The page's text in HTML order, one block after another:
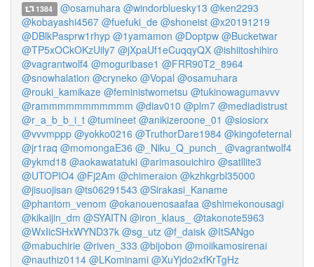
1384 @osamuhara @windorbluesky13 @ken2293
@kobayashi4567 @fuefuki_de @shoneist @x20191219
@DBlkPasprw1rhyp @1yamamon @Doptpw @Bucketwar
@TP5xOCkOKzUily7 @jXpaUf1eCuqqyQX @ishiitoshihiro
@vagrantwolf4 @moguribase1 @FRR90T2_8964
@snowhalation @cryneko @Vopal @osamuhara
@rouki_kamikaze @feministwometsu @tukinowagumavvv
@rammmmmmmmmmm @diav010 @plm7 @mediadistrust
@r_a_b_b_i_t @tumineet @anikizeroone_01 @siosiorx
@vvvmppp @yokko0216 @TruthorDare1984 @kingofeternal
@jr1raq @momongaE36 @_Niku_Q_punch_
@vagrantwolf4
@ykmd18 @aokawatatuki @arimasouichiro @satllite3
@UTOPIO4 @Fj2Am @chimeraion @kzhkgrbl35000
@jisuojisan @ts06291543 @Sirakasi_Kaname
@phantom_venom @okanouenosaafaa @shimekonousagi
@kikaijin_dm @SYAITN @iron_klaus_ @takonote5963
@WxIicSHxWYND37k @sg_utz @f_daisk @ItSANgo
@mabuchirie @riven_333 @bijobon @moiikamosirenai
@nauthiz0114 @LKominami @XuYjdo2xfKrTgHz